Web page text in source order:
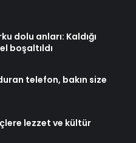
dolu anları: Kaldığı
boşaltıldı
telefon, bakın size
lezzet ve kültür